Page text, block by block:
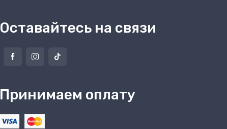
Оставайтесь на связи
Принимаем оплату